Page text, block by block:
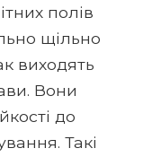
полів
щільно
виходять
Вони
до
Такі